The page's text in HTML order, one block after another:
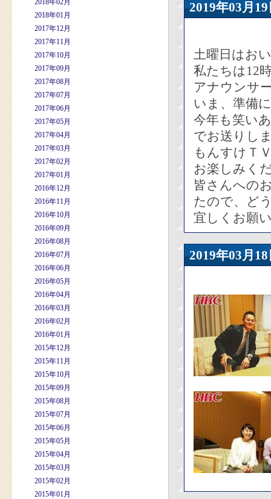
2018年02月
2018年01月
2017年12月
2017年11月
2017年10月
2017年09月
2017年08月
2017年07月
2017年06月
2017年05月
2017年04月
2017年03月
2017年02月
2017年01月
2016年12月
2016年11月
2016年10月
2016年09月
2016年08月
2016年07月
2016年06月
2016年05月
2016年04月
2016年03月
2016年02月
2016年01月
2015年12月
2015年11月
2015年10月
2015年09月
2015年08月
2015年07月
2015年06月
2015年05月
2015年04月
2015年03月
2015年02月
2015年01月
2019年03
土曜日はお
私たちは12
アナウンサ
いま、準備
今年も笑い
でお送りし
もんすけＴ
お楽しみく
皆さんへの
たので、ど
宜しくお願
2019年03